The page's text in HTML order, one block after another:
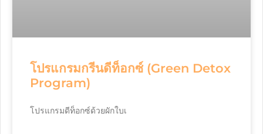
โปรแกรมกรีนดีท็อกซ์ (Green Detox
Program)
โปรแกรมดีท็อกซ์ด้วยผักใบเ